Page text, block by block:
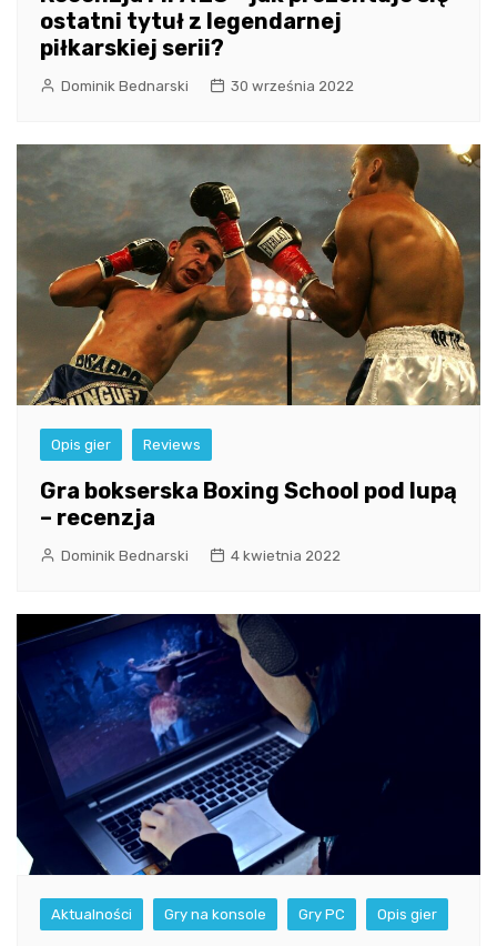
ostatni tytuł z legendarnej
piłkarskiej serii?
Dominik Bednarski 30 września 2022
Opis gier Reviews
Gra bokserska Boxing School pod lupą
– recenzja
Dominik Bednarski 4 kwietnia 2022
Aktualności Gry na konsole Gry PC Opis gier